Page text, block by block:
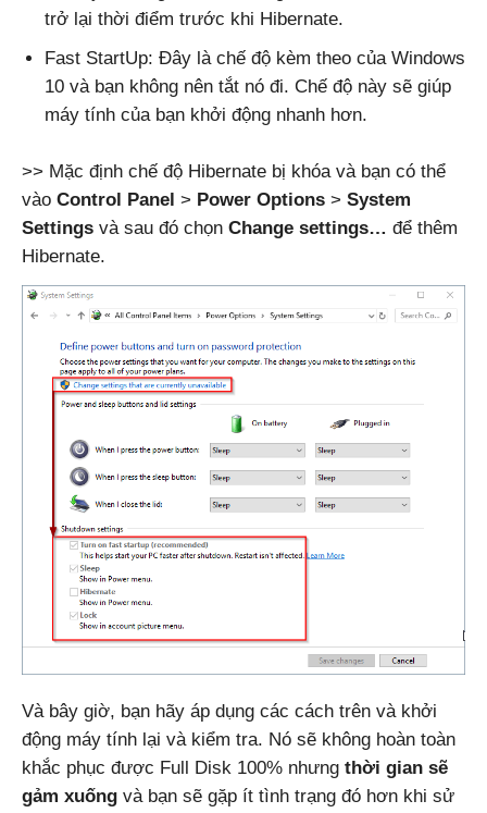
trở lại thời điểm trước khi Hibernate.
Fast StartUp: Đây là chế độ kèm theo của Windows
10 và bạn không nên tắt nó đi. Chế độ này sẽ giúp
máy tính của bạn khởi động nhanh hơn.
>> Mặc định chế độ Hibernate bị khóa và bạn có thể
vào Control Panel > Power Options > System
Settings và sau đó chọn Change settings… để thêm
Hibernate.
Và bây giờ, bạn hãy áp dụng các cách trên và khởi
động máy tính lại và kiểm tra. Nó sẽ không hoàn toàn
khắc phục được Full Disk 100% nhưng thời gian sẽ
gảm xuống và bạn sẽ gặp ít tình trạng đó hơn khi sử